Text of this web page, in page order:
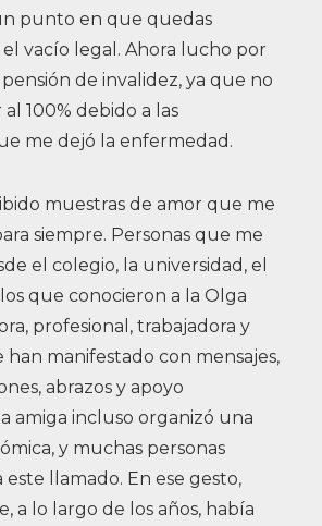
punto en que quedas
vacío legal. Ahora lucho por
de invalidez, ya que no
100% debido a las
me dejó la enfermedad.
muestras de amor que me
siempre. Personas que me
el colegio, la universidad, el
que conocieron a la Olga
profesional, trabajadora y
han manifestado con mensajes,
abrazos y apoyo
amiga incluso organizó una
y muchas personas
llamado. En ese gesto,
a lo largo de los años, había